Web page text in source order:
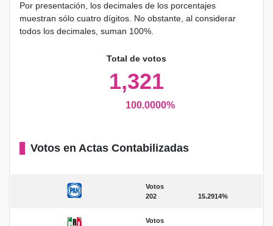
Por presentación, los decimales de los porcentajes
muestran sólo cuatro dígitos. No obstante, al considerar
todos los decimales, suman 100%.
Total de votos
1,321
100.0000%
Votos en Actas Contabilizadas
Votos
202
15.2914%
Votos